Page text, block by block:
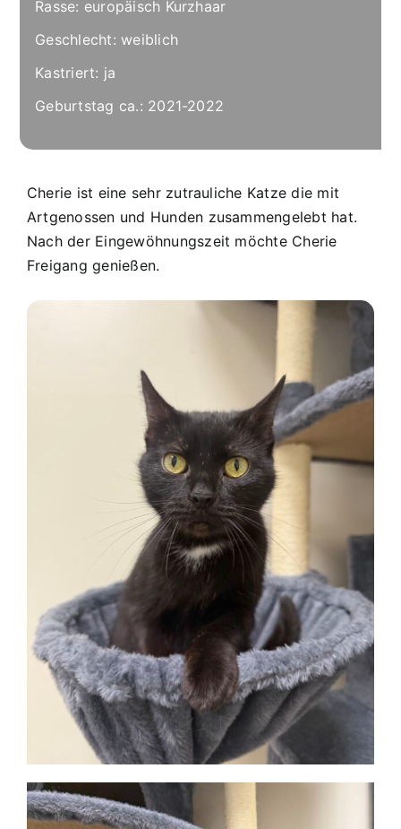
Rasse: europäisch Kurzhaar
Geschlecht: weiblich
Kastriert: ja
Geburtstag ca.: 2021-2022
Cherie ist eine sehr zutrauliche Katze die mit
Artgenossen und Hunden zusammengelebt hat.
Nach der Eingewöhnungszeit möchte Cherie
Freigang genießen.